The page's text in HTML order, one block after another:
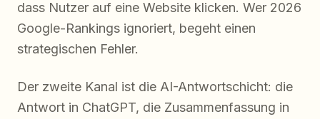
dass Nutzer auf eine Website klicken. Wer 2026
Google-Rankings ignoriert, begeht einen
strategischen Fehler.
Der zweite Kanal ist die AI-Antwortschicht: die
Antwort in ChatGPT, die Zusammenfassung in